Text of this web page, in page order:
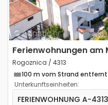
Ferienwohnungen am
Rogoznica / 4313
100 m vom Strand entfernt
Unterkunftseinheiten:
2-Zimmer-
FERIENWOHNUNG A-